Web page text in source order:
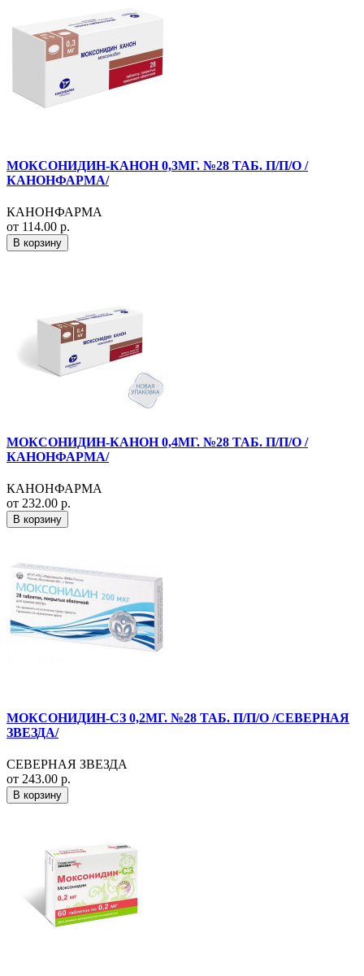
МОКСОНИДИН-КАНОН 0,3МГ. №28 ТАБ. П/П/О /
КАНОНФАРМА/
КАНОНФАРМА
от 114.00 р.
В корзину
МОКСОНИДИН-КАНОН 0,4МГ. №28 ТАБ. П/П/О /
КАНОНФАРМА/
КАНОНФАРМА
от 232.00 р.
В корзину
МОКСОНИДИН-СЗ 0,2МГ. №28 ТАБ. П/П/О /СЕВЕРНАЯ
ЗВЕЗДА/
СЕВЕРНАЯ ЗВЕЗДА
от 243.00 р.
В корзину